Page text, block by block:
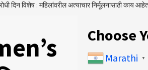
दिन विशेष : महिलांवरील अत्याचार निर्मूलनासाठी काय
Choose
Marathi ▼